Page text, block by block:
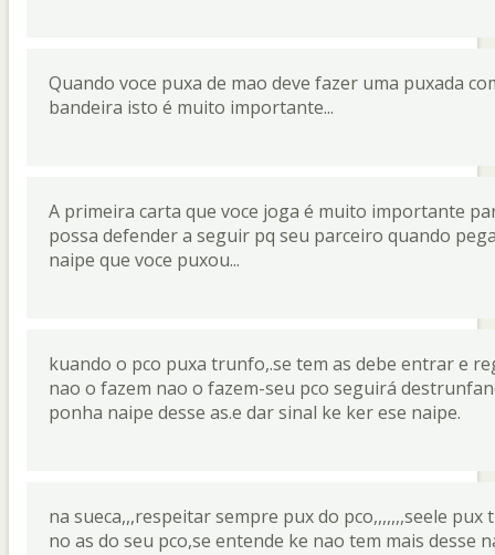
Quando voce puxa de mao deve fazer uma puxada
bandeira isto é muito importante...
A primeira carta que voce joga é muito importante
possa defender a seguir pq seu parceiro quando
naipe que voce puxou...
kuando o pco puxa trunfo,.se tem as debe entrar e
nao o fazem nao o fazem-seu pco seguirá
ponha naipe desse as.e dar sinal ke ker ese naipe.
na sueca,,,respeitar sempre pux do pco,,,,,,,seele
no as do seu pco,se entende ke nao tem mais desse